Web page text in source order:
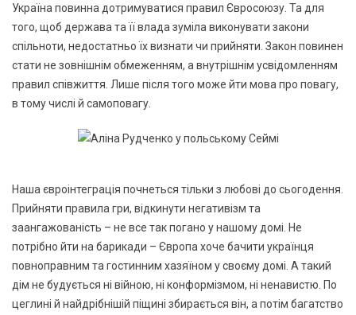
Україна повинна дотримуватися правил Євросоюзу. Та для
того, щоб держава та її влада зуміла виконувати закони
спільноти, недостатньо їх визнати чи прийняти. Закон повинен
стати не зовнішнім обмеженням, а внутрішнім усвідомленням
правил співжиття. Лише після того може йти мова про повагу,
в тому числі й самоповагу.
Наша євроінтеграція почнеться тільки з любові до сьогодення.
Прийняти правила гри, відкинути негативізм та
заангажованість – не все так погано у нашому домі. Не
потрібно йти на барикади – Європа хоче бачити українця
повноправним та гостинним хазяїном у своєму домі. А такий
дім не будується ні війною, ні конформізмом, ні ненавистю. По
цеглині й найдрібнішій піщині збирається він, а потім багатство